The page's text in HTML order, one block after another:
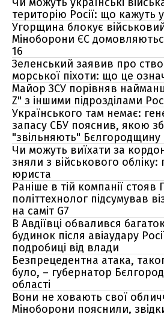
територію Росії: що кажуть
Угорщина блокує
Міноборони ЄС
16
Зеленський заявив про
морської піхоти: що це
Майор ЗСУ порівняв
Z" з іншими підрозділами
Українського там немає:
запасу СБУ пояснив, якою
"звільняють" Бєлгородщину
Чи можуть виїхати за
зняли з військового обліку:
юриста
Раніше в тій компанії стояв
політтехнолог підсумував
на саміт G7
В Авдіївці обвалився
будинок після авіаудару
подробиці від влади
Безпрецедентна атака,
було, – губернатор
області
Вони не ховають свої
Міноборони пояснили,